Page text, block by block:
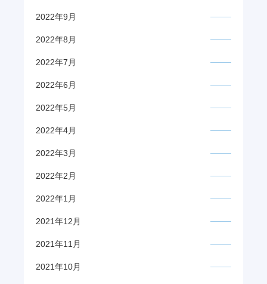
2022年9月
2022年8月
2022年7月
2022年6月
2022年5月
2022年4月
2022年3月
2022年2月
2022年1月
2021年12月
2021年11月
2021年10月